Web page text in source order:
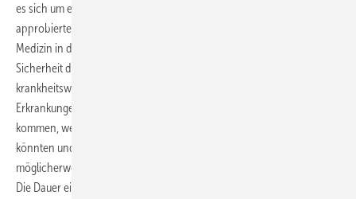
es sich um eine Institution handeln oder um eine Einzelperson, die als
approbierter Psychologe oder Facharzt für Psychosomatische
Medizin in der Lage ist, sich in einem begrenzten Zeitraum mit einiger
Sicherheit diagnostisch festzulegen, ob die vorgetragenen Probleme
krankheitswertig sind, welches Störungsbild bzw. welche
Erkrankungen vorliegen, welche Krankheitsursachen ggf. in Frage
kommen, welche Probleme oder Konfliktsituation sonst vorliegen
könnten und welche Form der Beratung bzw. Psychotherapie
möglicherweise in Frage kommt, um dem Betroffenen weiter zu helfen.
Die Dauer einer solchen Sprechstunde sollte in der Regel 60 Minuten